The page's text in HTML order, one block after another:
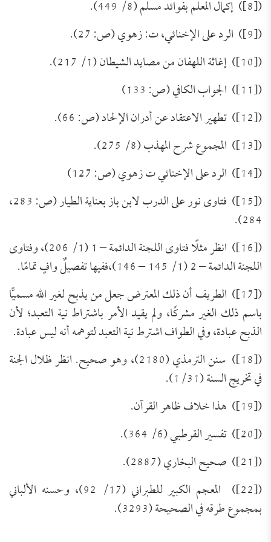
([8]) إكمال المعلم بفوائد مسلم (8/ 449).
([9]) الرد على الإخنائي، ت: زهوي (ص: 27).
([10]) إغاثة اللهفان من مصايد الشيطان (1/ 217).
([11]) الجواب الكافي (ص: 133)
([12]) تطهير الاعتقاد عن أدران الإلحاد (ص: 66).
([13]) المجموع شرح المهذب (8/ 275).
([14]) الرد على الإخنائي ت زهوي (ص: 127)
([15]) فتاوى نور على الدرب لابن باز بعناية الطيار (ص: 283،
284).
([16]) انظر مثلًا فتاوى اللجنة الدائمة – 1 (1/ 206)، وفتاوى
اللجنة الدائمة – 2 (1/ 145 – 146)،ففيها تفصيلٌ وافٍ تمامًا.
([17]) الطريف أن ذلك المعترض جعل من يذبح لغير الله مسميًّا
باسم ذلك الغير مشركًا، ولم يقيد الأمر باشتراط نية التعبد؛ لأن
الذبح عبادة، وفي الطواف اشترط نية التعبد لتوهمه أنه ليس عبادة.
([18]) سنن الترمذي (2180)، وهو صحيح. انظر ظلال الجنة
في تخريج السنة (1/31).
([19]) هذا خلاف ظاهر القرآن.
([20]) تفسير القرطبي (6/ 364).
([21]) صحيح البخاري (2887).
([22]) المعجم الكبير للطبراني (17/ 92)، وحسنه الألباني
بمجموع طرقه في الصحيحة (3293).
تَعرِيف بكِتَاب (مجموعة الرَّسائل العقديَّة
للعلامة الشَّيخ محمد عبد الظَّاهر أبو
السَّمح)
الفنية للكتاب: عنوان الكتاب: مجموعة الرَّسائل
العقديَّة للعلامة الشَّيخ محمد عبد الظَّاهر أبو السَّمح.
اسم المؤلف: أ. د. عبد الله بن عمر الدميجي، أستاذ
العقيدة بكلية الدعوة وأصول الدين بجامعة أم القرى.